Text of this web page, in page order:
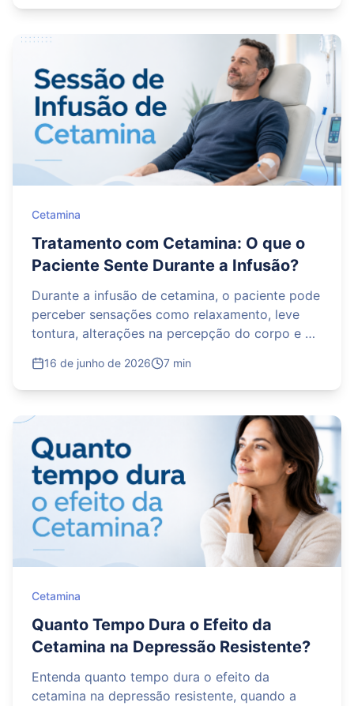
psiquiátrica, monitoramento dos sinais vitais e
Apesar da velocidade de resposta, o tratamento
não substitui o cuidado contínuo, o plano de
segurança e outras medidas necessárias para
prevenir novas crises.
Cetamina
Tratamento com Cetamina: O que o
Paciente Sente Durante a Infusão?
Durante a infusão de cetamina, o paciente pode
perceber sensações como relaxamento, leve
tontura, alterações na percepção do corpo e do
distanciamento. Essas reações costumam ser
temporárias e acontecem sob monitoramento
procedimento. A intensidade varia de pessoa
para pessoa, e a equipe ajusta o tratamento
para garantir mais segurança e conforto.
16 de junho de 2026 7 min
Cetamina
Quanto Tempo Dura o Efeito da
Cetamina na Depressão Resistente?
Entenda quanto tempo dura o efeito da
cetamina na depressão resistente, quando a